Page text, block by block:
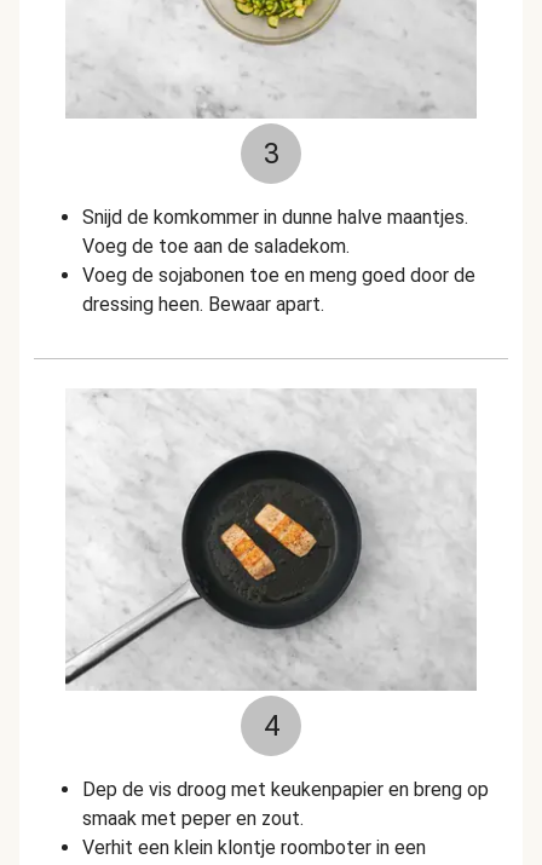
3
Snijd de komkommer in dunne halve maantjes.
Voeg de toe aan de saladekom.
Voeg de sojabonen toe en meng goed door de
dressing heen. Bewaar apart.
4
Dep de vis droog met keukenpapier en breng op
smaak met peper en zout.
Verhit een klein klontje roomboter in een